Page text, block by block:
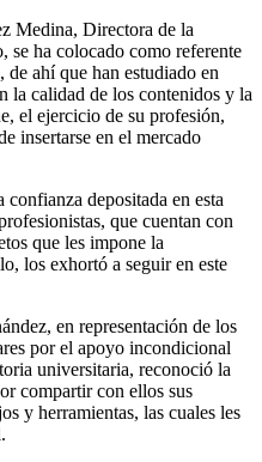
Medina, Directora de la
se ha colocado como referente
de ahí que han estudiado en
la calidad de los contenidos y la
el ejercicio de su profesión,
insertarse en el mercado
depositada en esta
que cuentan con
que les impone la
los exhortó a seguir en este
en representación de los
por el apoyo incondicional
universitaria, reconoció la
compartir con ellos sus
y herramientas, las cuales les